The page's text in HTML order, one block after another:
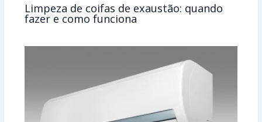
Limpeza de coifas de exaustão: quando
fazer e como funciona